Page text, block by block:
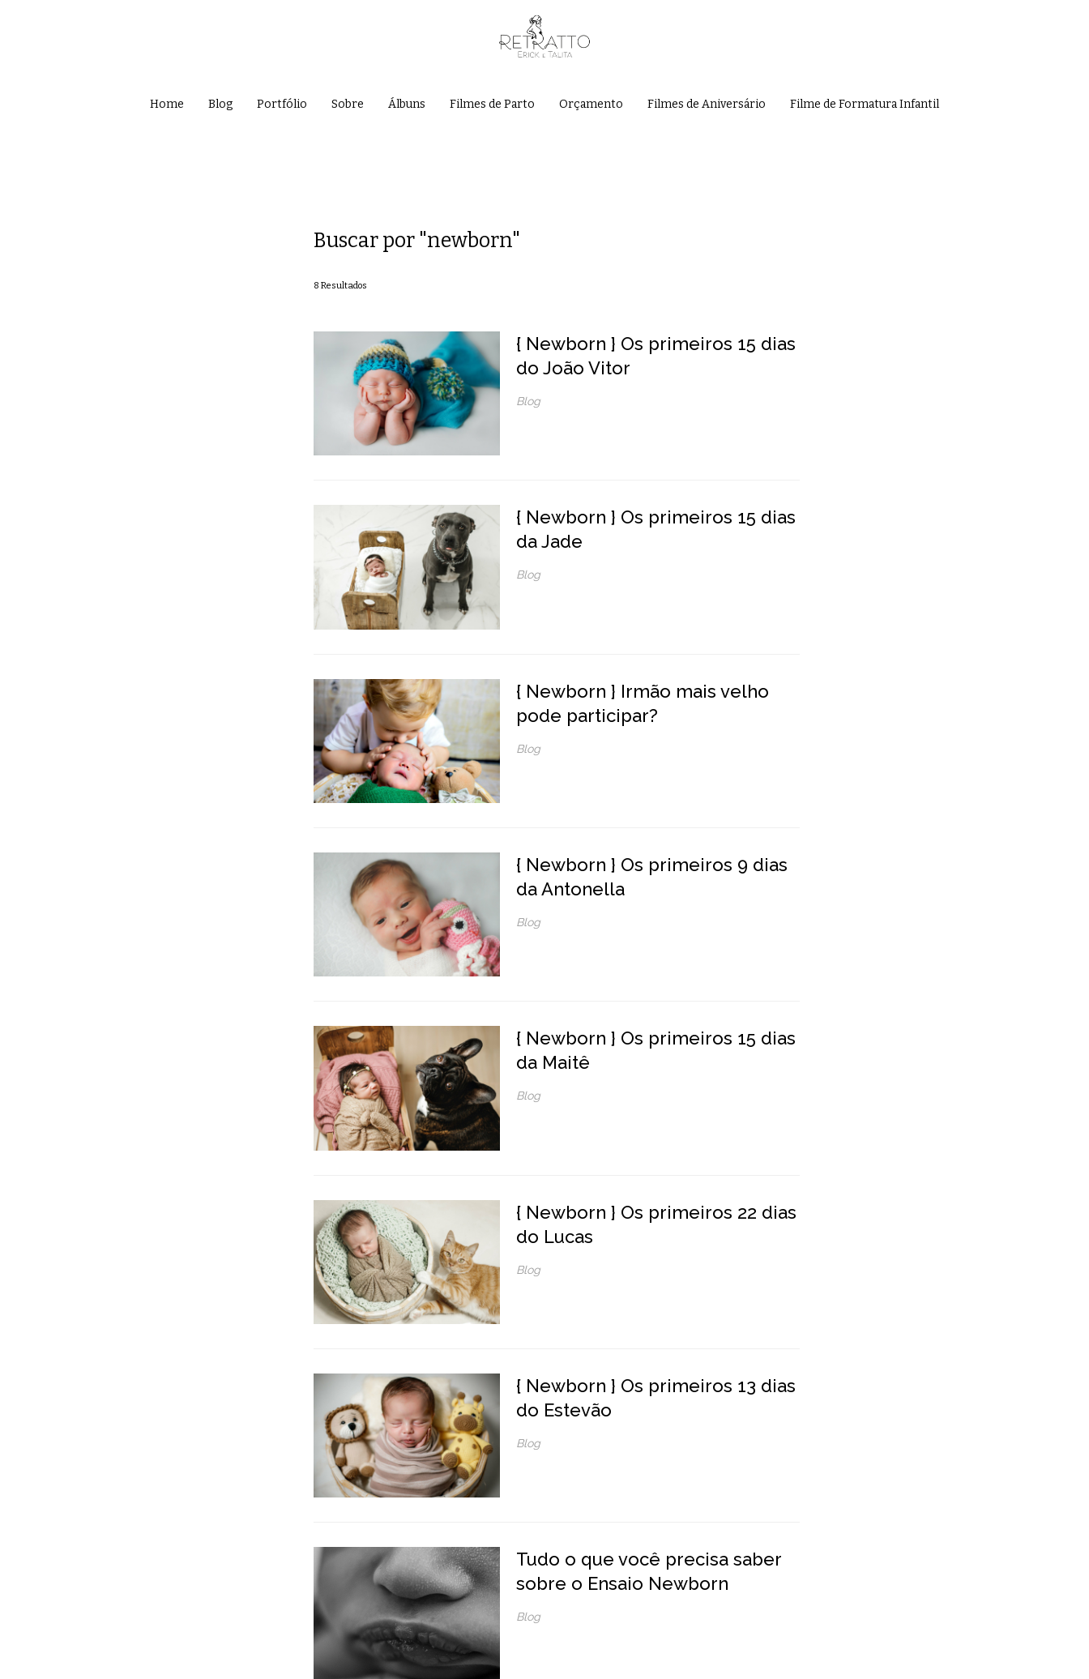
Home Blog Portfólio Sobre Álbuns Filmes de Parto Orçamento Filmes de Aniversário Filme de Formatura Infantil
Buscar por "newborn"
8 Resultados
{ Newborn } Os primeiros 15 dias
do João Vitor
Blog
{ Newborn } Os primeiros 15 dias
da Jade
Blog
{ Newborn } Irmão mais velho
pode participar?
Blog
{ Newborn } Os primeiros 9 dias
da Antonella
Blog
{ Newborn } Os primeiros 15 dias
da Maitê
Blog
{ Newborn } Os primeiros 22 dias
do Lucas
Blog
{ Newborn } Os primeiros 13 dias
do Estevão
Blog
Tudo o que você precisa saber
sobre o Ensaio Newborn
Blog